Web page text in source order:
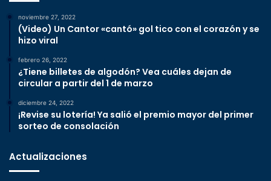
noviembre 27, 2022
(Video) Un Cantor «cantó» gol tico con el corazón y se
hizo viral
febrero 26, 2022
¿Tiene billetes de algodón? Vea cuáles dejan de
circular a partir del 1 de marzo
diciembre 24, 2022
¡Revise su lotería! Ya salió el premio mayor del primer
sorteo de consolación
Actualizaciones